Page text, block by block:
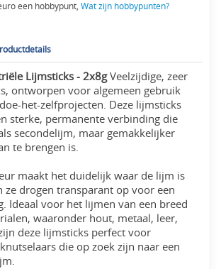
een hobbypunt,Wat zijn hobbypunten?
Lijmsticks - 2x8gVeelzijdige, zeer
ontworpen voor algemeen gebruik
het-zelfprojecten. Deze lijmsticks
sterke, permanente verbinding die
secondelijm, maar gemakkelijker
te brengen is.
maakt het duidelijk waar de lijm is
ze drogen transparant op voor een
Ideaal voor het lijmen van een breed
waaronder hout, metaal, leer,
deze lijmsticks perfect voor
die op zoek zijn naar een